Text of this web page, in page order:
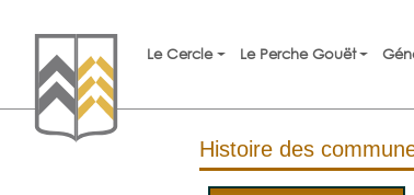
Le Cercle Le Perche Gouët
Histoire des